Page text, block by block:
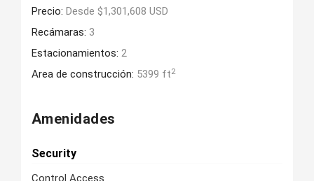
Precio: Desde $1,301,608 USD
Recámaras: 3
Estacionamientos: 2
Area de construcción: 5399 ft2
Amenidades
Security
Control Access